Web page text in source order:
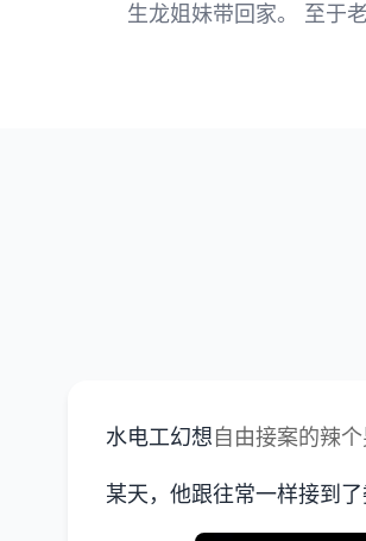
生龙姐妹带回家。 至于
水电工幻想自由接案的辣
某天，他跟往常一样接到